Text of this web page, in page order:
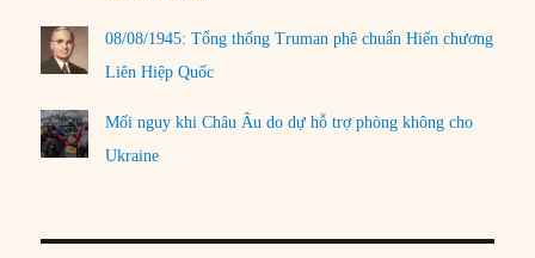
08/08/1945: Tổng thống Truman phê chuẩn Hiến chương
Liên Hiệp Quốc
Mối nguy khi Châu Âu do dự hỗ trợ phòng không cho
Ukraine